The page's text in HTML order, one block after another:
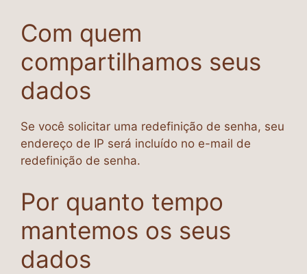
Com quem
compartilhamos seus
dados
Se você solicitar uma redefinição de senha, seu
endereço de IP será incluído no e-mail de
redefinição de senha.
Por quanto tempo
mantemos os seus
dados